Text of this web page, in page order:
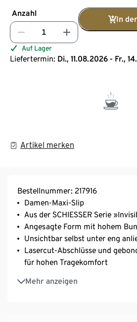
Anzahl
In
Auf Lager
Liefertermin: Di., 11.08.2026 - Fr.,
Artikel merken
Bestellnummer: 217916
Damen-Maxi-Slip
Aus der SCHIESSER Serie
Angesagte Form mit hohem
Unsichtbar selbst unter eng
Lasercut-Abschlüsse und
für hohen Tragekomfort
Mehr anzeigen
Kein Verrutschen dank
Extrasofte, elastische